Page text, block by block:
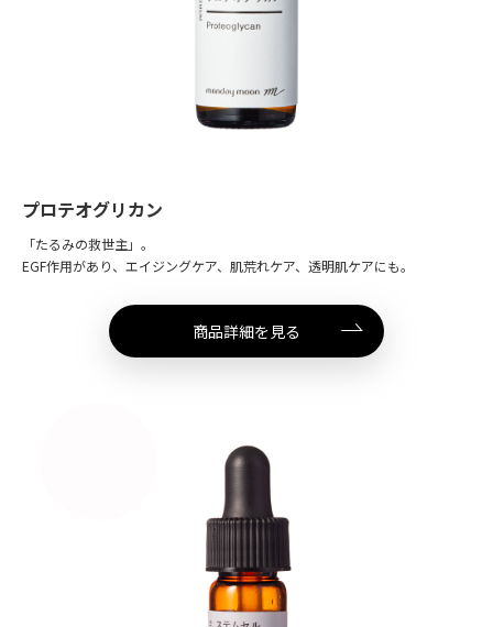
プロテオグリカン
「たるみの救世主」。
EGF作用があり、エイジングケア、肌荒れケア、透明肌ケアにも。
商品詳細を見る